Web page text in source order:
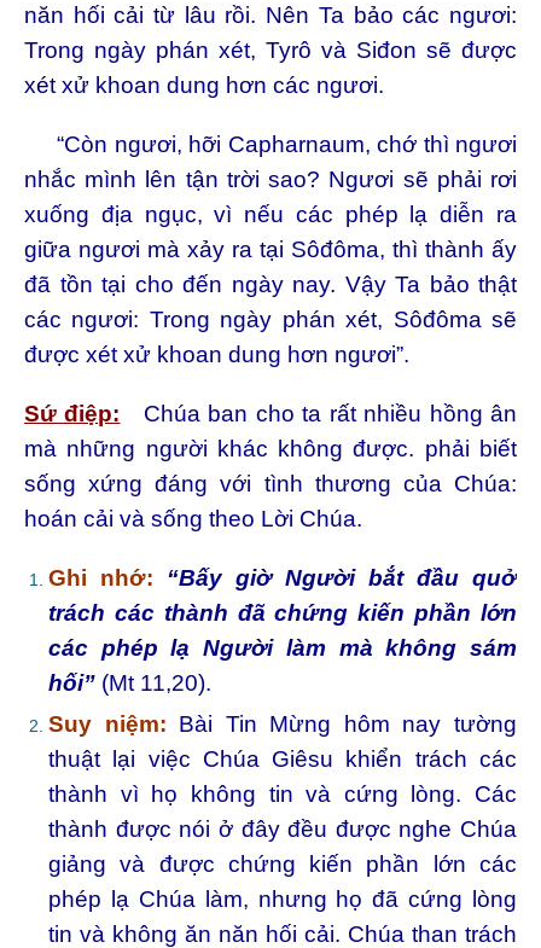
năn hối cải từ lâu rồi. Nên Ta bảo các ngươi:
Trong ngày phán xét, Tyrô và Siđon sẽ được
xét xử khoan dung hơn các ngươi.
“Còn ngươi, hỡi Capharnaum, chớ thì ngươi
nhắc mình lên tận trời sao? Ngươi sẽ phải rơi
xuống địa ngục, vì nếu các phép lạ diễn ra
giữa ngươi mà xảy ra tại Sôđôma, thì thành ấy
đã tồn tại cho đến ngày nay. Vậy Ta bảo thật
các ngươi: Trong ngày phán xét, Sôđôma sẽ
được xét xử khoan dung hơn ngươi”.
Sứ điệp: Chúa ban cho ta rất nhiều hồng ân
mà những người khác không được. phải biết
sống xứng đáng với tình thương của Chúa:
hoán cải và sống theo Lời Chúa.
Ghi nhớ: “Bấy giờ Người bắt đầu quở
trách các thành đã chứng kiến phần lớn
các phép lạ Người làm mà không sám
hối” (Mt 11,20).
Suy niệm: Bài Tin Mừng hôm nay tường
thuật lại việc Chúa Giêsu khiển trách các
thành vì họ không tin và cứng lòng. Các
thành được nói ở đây đều được nghe Chúa
giảng và được chứng kiến phần lớn các
phép lạ Chúa làm, nhưng họ đã cứng lòng
tin và không ăn năn hối cải. Chúa than trách